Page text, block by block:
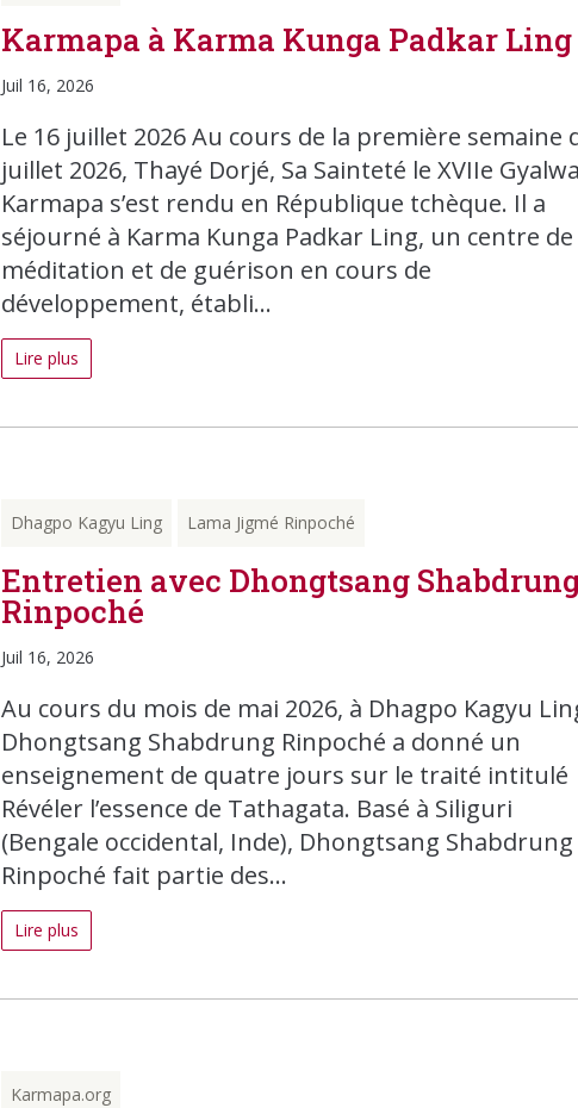
Karmapa à Karma Kunga Padkar Ling
Juil 16, 2026
Le 16 juillet 2026 Au cours de la première semaine
juillet 2026, Thayé Dorjé, Sa Sainteté le XVIIe
Karmapa s’est rendu en République tchèque. Il a
séjourné à Karma Kunga Padkar Ling, un centre de
méditation et de guérison en cours de
développement, établi...
Lire plus
Dhagpo Kagyu Ling Lama Jigmé Rinpoché
Entretien avec Dhongtsang
Rinpoché
Juil 16, 2026
Au cours du mois de mai 2026, à Dhagpo Kagyu
Dhongtsang Shabdrung Rinpoché a donné un
enseignement de quatre jours sur le traité intitulé
Révéler l’essence de Tathagata. Basé à Siliguri
(Bengale occidental, Inde), Dhongtsang Shabdrung
Rinpoché fait partie des...
Lire plus
Karmapa.org